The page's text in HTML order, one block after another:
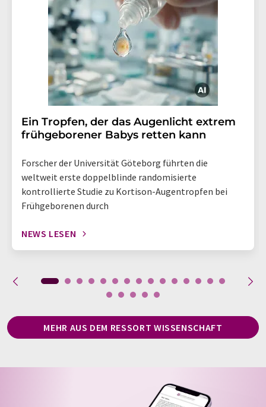
Ein Tropfen, der das Augenlicht extrem
frühgeborener Babys retten kann
Forscher der Universität Göteborg führten die
weltweit erste doppelblinde randomisierte
kontrollierte Studie zu Kortison-Augentropfen bei
Frühgeborenen durch
NEWS LESEN
MEHR AUS DEM RESSORT WISSENSCHAFT